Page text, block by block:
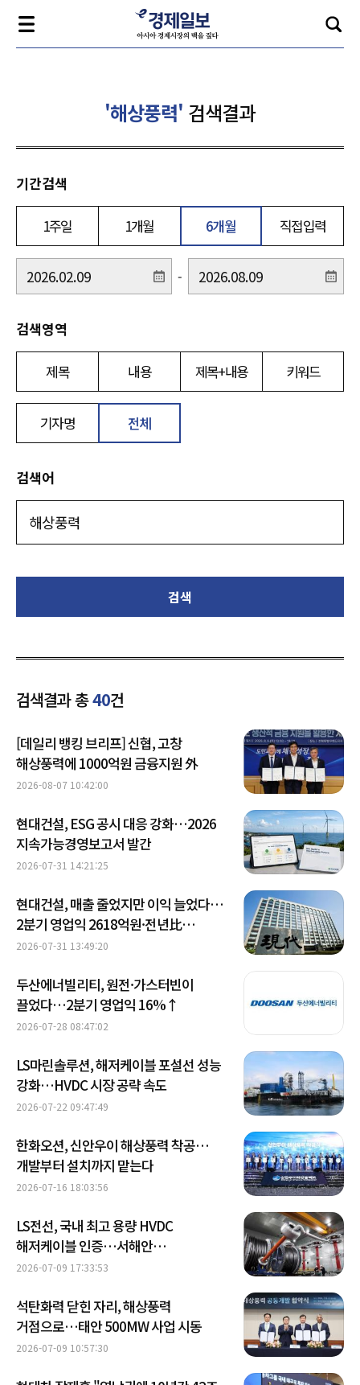
'해상풍력' 검색결과
기간검색
1주일 1개월 6개월 직접입력
-
검색영역
제목 내용 제목+내용 키워드
기자명 전체
검색어
검색
검색결과 총40건
[데일리 뱅킹 브리프] 신협, 고창
해상풍력에 1000억원 금융지원 外
2026-08-07 10:42:00
현대건설, ESG 공시 대응 강화…2026
지속가능경영보고서 발간
2026-07-31 14:21:25
현대건설, 매출 줄었지만 이익 늘었다…
2분기 영업익 2618억원·전년比
20.7%↑
2026-07-31 13:49:20
두산에너빌리티, 원전·가스터빈이
끌었다…2분기 영업익 16%↑
2026-07-28 08:47:02
LS마린솔루션, 해저케이블 포설선 성능
강화…HVDC 시장 공략 속도
2026-07-22 09:47:49
한화오션, 신안우이 해상풍력 착공…
개발부터 설치까지 맡는다
2026-07-16 18:03:56
LS전선, 국내 최고 용량 HVDC
해저케이블 인증…서해안
에너지고속도로 정조준
2026-07-09 17:33:53
석탄화력 닫힌 자리, 해상풍력
거점으로…태안 500MW 사업 시동
2026-07-09 10:57:30